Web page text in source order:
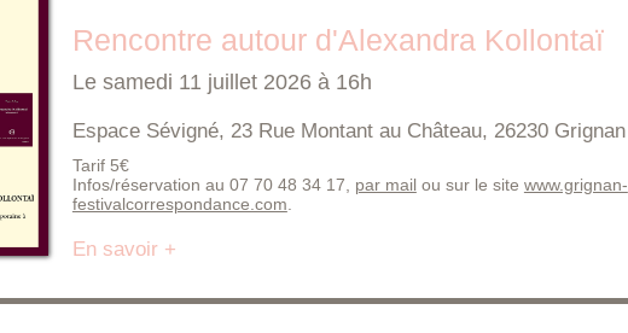
Rencontre autour d'Alexandra Kollontaï
Le samedi 11 juillet 2026 à 16h
Espace Sévigné, 23 Rue Montant au Château, 26230 Grignan
Tarif 5€
Infos/réservation au 07 70 48 34 17, par mailou sur le site www.grignan-
festivalcorrespondance.com
En savoir +